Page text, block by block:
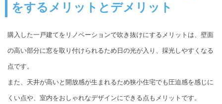
をするメリットとデメリット
購入した一戸建てをリノベーションで吹き抜けにするメリットは、壁面
の高い部分に窓を取り付けられるため日の光が入り、採光しやすくなる
点です。
また、天井が高いと開放感が生まれるため狭小住宅でも圧迫感を感じに
くい点や、室内をおしゃれなデザインにできる点もメリットです。